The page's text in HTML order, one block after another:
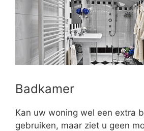
Badkamer
Kan uw woning wel een extra
gebruiken, maar ziet u geen